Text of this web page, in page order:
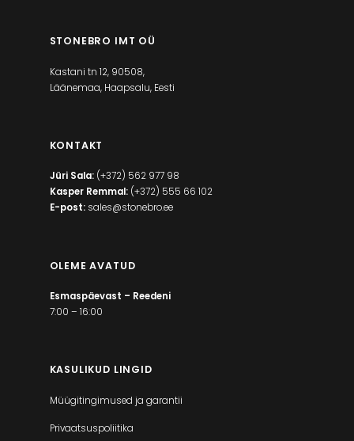
STONEBRO IMT OÜ
Kastani tn 12, 90508,
Läänemaa, Haapsalu, Eesti
KONTAKT
Jüri Sala: (+372) 562 977 98
Kasper Remmal: (+372) 555 66 102
E-post: sales@stonebro.ee
OLEME AVATUD
Esmaspäevast – Reedeni
7:00 – 16:00
KASULIKUD LINGID
Müügitingimused ja garantii
Privaatsuspoliitika